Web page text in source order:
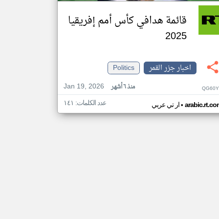
قائمة هدافي كأس أمم إفريقيا
2025
اخبار جزر القمر
Politics
Jan 19, 2026
منذ ٦ أشهر
ار تي عربي• عدد الكلمات: ١٤١